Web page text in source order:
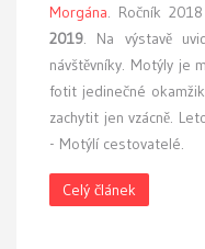
Morgána. Ročník
2019. Na výstavě
návštěvníky. Motýly je
fotit jedinečné
zachytit jen vzácně.
- Motýlí cestovatelé.
Celý článek